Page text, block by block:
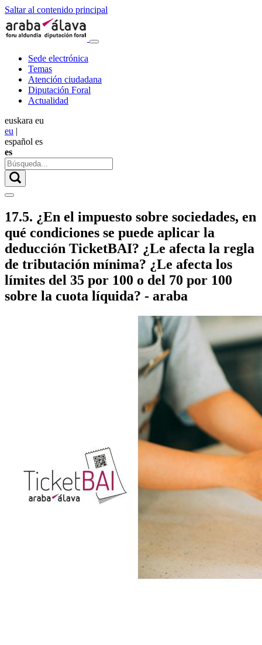
Saltar al contenido principal
Sede electrónica
Temas
Atención ciudadana
Diputación Foral
Actualidad
euskara eu
eu |
español es
es
17.5. ¿En el impuesto sobre sociedades, en
qué condiciones se puede aplicar la
deducción TicketBAI? ¿Le afecta la regla
de tributación mínima? ¿Le afecta los
límites del 35 por 100 o del 70 por 100
sobre la cuota líquida? - araba